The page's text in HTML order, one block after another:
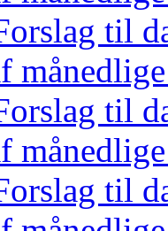
til
til
til